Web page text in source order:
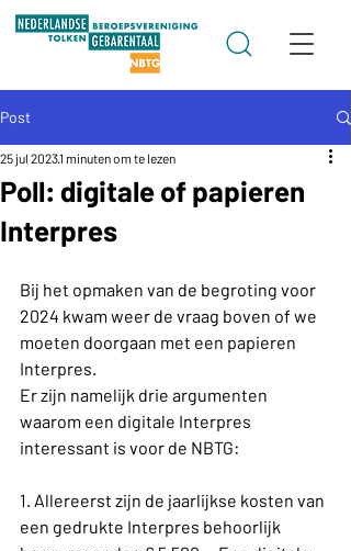
Post
Poll: digitale of papieren
Interpres
25 jul 20231 minuten om te lezen
Bij het opmaken van de begroting voor
2024 kwam weer de vraag boven of we
moeten doorgaan met een papieren
Interpres.
Er zijn namelijk drie argumenten
waarom een digitale Interpres
interessant is voor de NBTG:
1. Allereerst zijn de jaarlijkse kosten van
een gedrukte Interpres behoorlijk